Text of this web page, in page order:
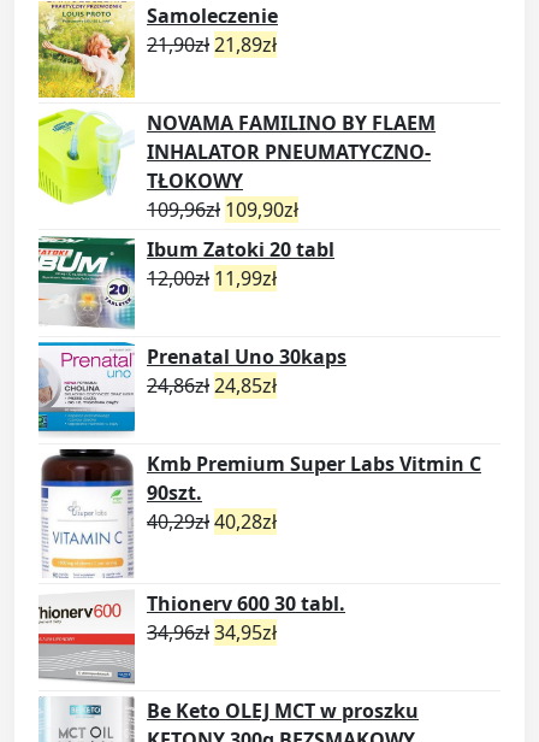
Samoleczenie
21,90zł21,89zł
NOVAMA FAMILINO BY FLAEM
INHALATOR PNEUMATYCZNO-
TŁOKOWY
109,96zł 109,90zł
Ibum Zatoki 20 tabl
12,00zł 11,99zł
Prenatal Uno 30kaps
24,86zł24,85zł
Kmb Premium Super Labs Vitmin C
90szt.
40,29zł40,28zł
Thionerv 600 30 tabl.
34,96zł34,95zł
Be Keto OLEJ MCT w proszku